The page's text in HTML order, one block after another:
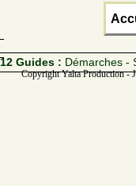
12 Guides : Démarches -
Copyright Yalta Production -